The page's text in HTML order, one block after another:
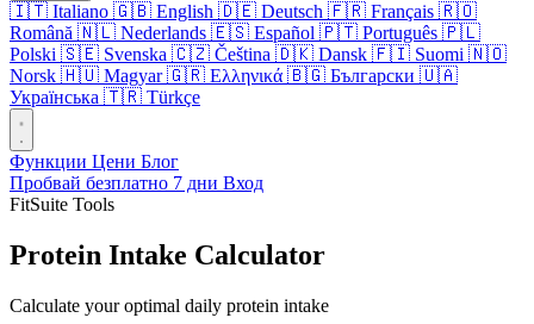
🇮🇹 Italiano 🇬🇧 English 🇩🇪 Deutsch 🇫🇷 Français 🇷🇴
Română 🇳🇱 Nederlands 🇪🇸 Español 🇵🇹 Português 🇵🇱
Polski 🇸🇪 Svenska 🇨🇿 Čeština 🇩🇰 Dansk 🇫🇮 Suomi 🇳🇴
Norsk 🇭🇺 Magyar 🇬🇷 Ελληνικά 🇧🇬 Български 🇺🇦
Українська 🇹🇷 Türkçe
Функции Цени Блог
Пробвай безплатно 7 дни Вход
FitSuite Tools
Protein Intake Calculator
Calculate your optimal daily protein intake